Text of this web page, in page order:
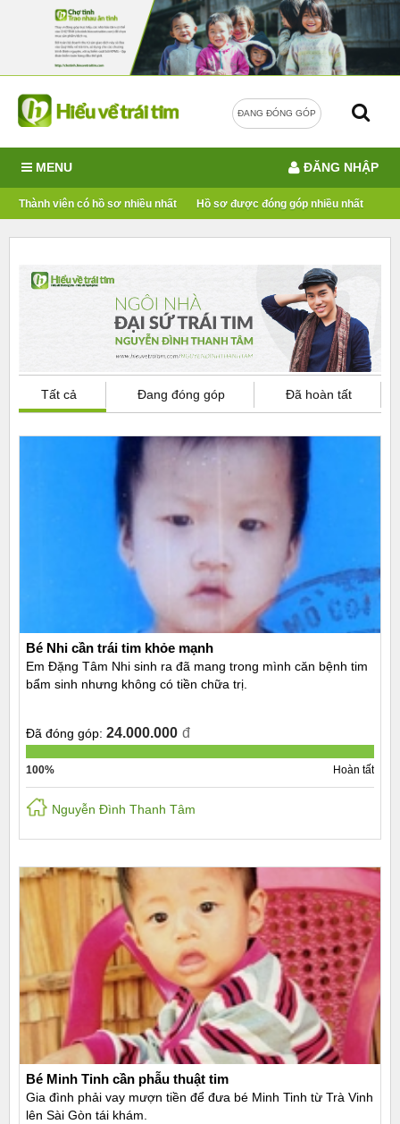
ĐANG ĐÓNG GÓP
MENU
Thành viên có hồ sơ nhiều nhất Hồ sơ được đóng góp nhiều nhất
ĐĂNG NHẬP
Tất cả Đang đóng góp Đã hoàn tất
Bé Nhi cần trái tim khỏe mạnh
Em Đặng Tâm Nhi sinh ra đã mang trong mình căn bệnh tim
bẩm sinh nhưng không có tiền chữa trị.
Đã đóng góp: 24.000.000 đ
100% Hoàn tất
Nguyễn Đình Thanh Tâm
Bé Minh Tinh cần phẫu thuật tim
Gia đình phải vay mượn tiền để đưa bé Minh Tinh từ Trà Vinh
lên Sài Gòn tái khám.